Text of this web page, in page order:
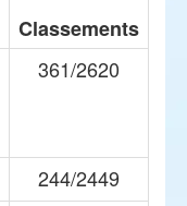
Classements
361/2620
244/2449